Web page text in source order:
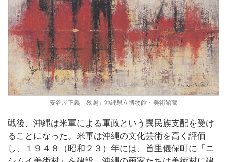
安谷屋正義「残照」沖縄県立博物館・美術館蔵
戦後、沖縄は米軍による軍政という異民族支配を受け
ることになった。米軍は沖縄の文化芸術を高く評価
し、１９４８（昭和２３）年には、首里儀保町に「ニ